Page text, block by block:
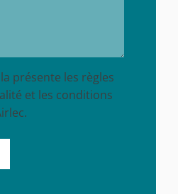
présente les règles
et les conditions